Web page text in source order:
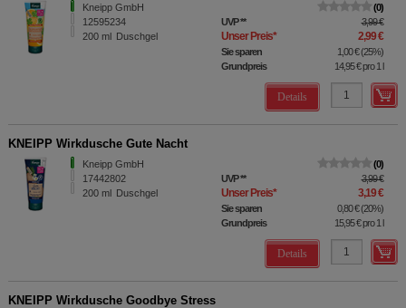
Kneipp GmbH
12595234
200 ml Duschgel
0
UVP** 3,99 €
Unser Preis* 2,99 €
Sie sparen 1,00 €(25%)
Grundpreis
14,95 €pro 1 l
Details
KNEIPP Wirkdusche Gute Nacht
Kneipp GmbH
17442802
200 ml Duschgel
0
UVP** 3,99 €
Unser Preis* 3,19 €
Sie sparen 0,80 €(20%)
Grundpreis
15,95 €pro 1 l
Details
KNEIPP Wirkdusche Goodbye Stress